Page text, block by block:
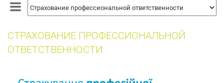
СТРАХОВАНИЕ ПРОФЕССИОНАЛЬНОЙ
ОТВЕТСТВЕННОСТИ